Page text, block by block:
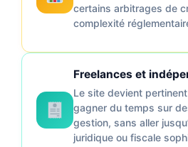
certains arbitrages de
complexité
Freelances et
Le site devient
gagner du temps sur
gestion, sans aller
juridique ou fiscale